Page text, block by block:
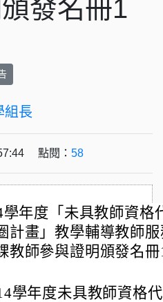
發名冊1
組長
點閱： 58
學年度「未具教師資格
計畫」教學輔導教師
教師參與證明頒發名
學年度未具教師資格